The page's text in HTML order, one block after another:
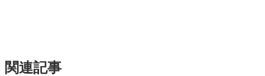
関連記事